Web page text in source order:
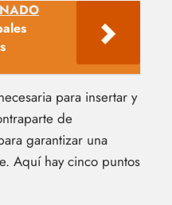
para insertar y
de
garantizar una
Aquí hay cinco puntos